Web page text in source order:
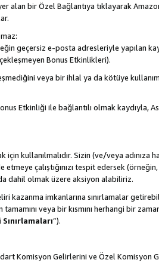
alan bir Özel Bağlantıya tıklayarak
geçersiz e-posta adresleriyle yapılan
Bonus Etkinlikleri).
veya bir ihlal ya da kötüye
Etkinliği ile bağlantılı olmak kaydıyla,
kullanılmalıdır. Sizin (ve/veya adınıza
çalıştığınızı tespit edersek
da dahil olmak üzere aksiyon alabiliriz.
kazanma imkanlarına sınırlamalar
veya bir kısmını herhangi bir
”).
Komisyon Gelirlerini ve Özel